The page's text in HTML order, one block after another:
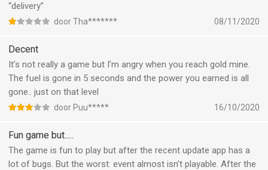
“delivery”
door Tha******* 08/11/2020
Decent
It’s not really a game but I’m angry when you reach gold mine.
The fuel is gone in 5 seconds and the power you earned is all
gone.. just on that level
door Puu***** 16/10/2020
Fun game but.....
The game is fun to play but after the recent update app has a
lot of bugs. But the worst: event almost isn’t playable. After the